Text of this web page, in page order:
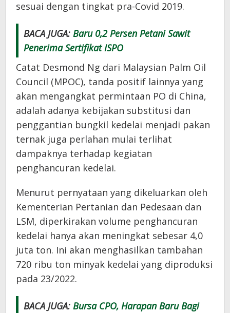
sesuai dengan tingkat pra-Covid 2019.
BACA JUGA: Baru 0,2 Persen Petani Sawit
Penerima Sertifikat ISPO
Catat Desmond Ng dari Malaysian Palm Oil
Council (MPOC), tanda positif lainnya yang
akan mengangkat permintaan PO di China,
adalah adanya kebijakan substitusi dan
penggantian bungkil kedelai menjadi pakan
ternak juga perlahan mulai terlihat
dampaknya terhadap kegiatan
penghancuran kedelai.
Menurut pernyataan yang dikeluarkan oleh
Kementerian Pertanian dan Pedesaan dan
LSM, diperkirakan volume penghancuran
kedelai hanya akan meningkat sebesar 4,0
juta ton. Ini akan menghasilkan tambahan
720 ribu ton minyak kedelai yang diproduksi
pada 23/2022.
BACA JUGA: Bursa CPO, Harapan Baru Bagi